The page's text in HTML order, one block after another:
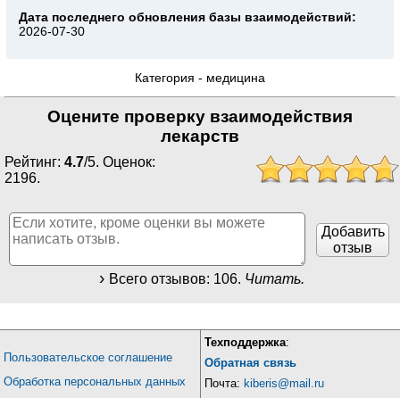
Дата последнего обновления базы взаимодействий:
2026-07-30
Категория - медицина
Оцените проверку взаимодействия
лекарств
Рейтинг: 4.7/5. Оценок:
2196.
Добавить
отзыв
Всего отзывов: 106. Читать.
Пользовательское соглашение
Обработка персональных данных
Техподдержка:
Обратная связь
Почта: kiberis@mail.ru